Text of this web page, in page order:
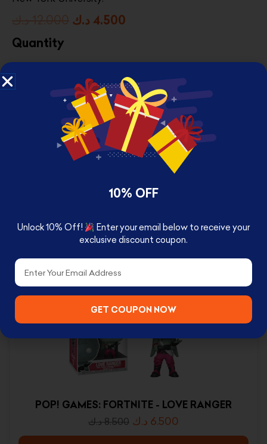
Original
was:
12.000 د.ك.
4.500 د.ك
is:
4.500 د.ك.
Quantity
POP! GAMES: FORTNITE - LOVE RANGER
8.500 د.ك 6.500 د.ك
10% OFF
Unlock 10% Off!
Enter your email below to receive your
exclusive discount coupon.
Email
GET COUPON NOW